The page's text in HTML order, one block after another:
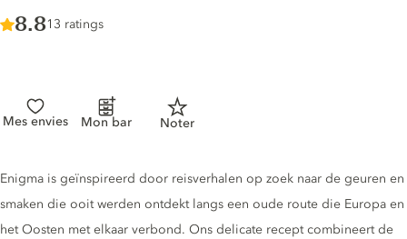
Score :
8.8/ 10
13 ratings
Mes envies Mon bar Noter
Gin description
Enigma is geïnspireerd door reisverhalen op zoek naar de geuren en
smaken die ooit werden ontdekt langs een oude route die Europa en
het Oosten met elkaar verbond. Ons delicate recept combineert de